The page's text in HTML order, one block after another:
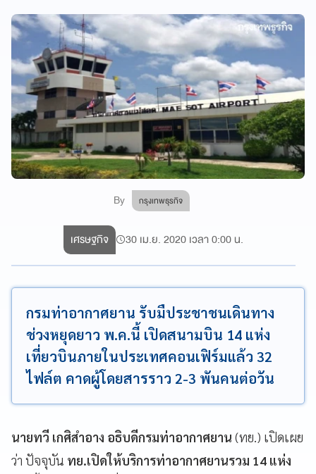
By กรุงเทพธุรกิจ
เศรษฐกิจ 30 เม.ย. 2020 เวลา 0:00 น.
กรมท่าอากาศยาน รับมืประชาชนเดินทาง
ช่วงหยุดยาว พ.ค.นี้ เปิดสนามบิน 14 แห่ง
เที่ยวบินภายในประเทศคอนเฟิร์มแล้ว 32
ไฟล์ต คาดผู้โดยสารราว 2-3 พันคนต่อวัน
นายทวี เกศิสำอาง อธิบดีกรมท่าอากาศยาน (ทย.) เปิดเผย
ว่า ปัจจุบัน ทย.เปิดให้บริการท่าอากาศยานรวม 14 แห่ง